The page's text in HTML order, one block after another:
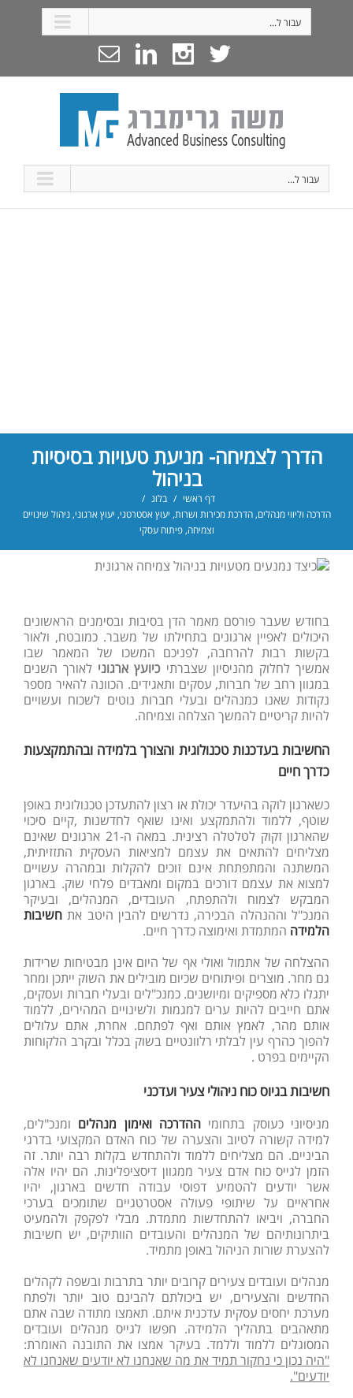
עבור ל...
עבור ל...
הדרך לצמיחה- מניעת טעויות בסיסיות
בניהול
דף ראשי / בלוג /
הדרכה וליווי מנהלים,הדרכת מכירות ושרות, יעוץ אסטרטגי, יעוץ ארגוני,ניהול שינויים
וצמיחה,פיתוח עסקי
בחודש שעבר פורסם מאמר הדן בסיבות ובסימנים הראשונים
היכולים לאפיין ארגונים בתחילתו של משבר. כמובטח, ולאור
בקשות רבות להרחבה, לפניכם המשכו של המאמר שבו
אמשיך לחלוק מהניסיון שצברתיכיועץ ארגוני לאורך השנים
במגוון רחב של חברות, עסקים ותאגידים. הכוונה להאיר מספר
נקודות שאנו כמנהלים ובעלי חברות נוטים לשכוח ועשויים
להיות קריטיים להמשך הצלחה וצמיחה.
החשיבות בעדכנות טכנולוגית והצורך בלמידה ובהתמקצעות
כדרך חיים
כשארגון לוקה בהיעדר יכולת או רצון להתעדכן טכנולוגית באופן
שוטף, ללמוד ולהתמקצע ואינו שואף לחדשנות ,קיים סיכוי
שהארגון זקוק לטלטלה רצינית. במאה ה-21 ארגונים שאינם
מצליחים להתאים את עצמם למציאות העסקית התזזיתית,
המשתנה והמתפתחת אינם זוכים להקלות ובמהרה עשויים
למצוא את עצמם דורכים במקום ומאבדים פלחי שוק. בארגון
המבקש לצמוח ולהתפתח, העובדים, המנהלים, ובעיקר
המנכ"ל וההנהלה הבכירה, נדרשים להבין היטב את חשיבות
הלמידה המתמדת ואימוצה כדרך חיים.
ההצלחה של אתמול ואולי אף של היום אינן מבטיחות שרידות
גם מחר. מוצרים ופיתוחים שכיום מובילים את השוק ייתכן ומחר
יתגלו כלא מספיקים ומיושנים. כמנכ"לים ובעלי חברות ועסקים,
אתם חייבים להיות ערים למגמות ולשינויים המהירים, ללמוד
אותם מהר, לאמץ אותם ואף לפתחם. אחרת, אתם עלולים
להפוך כהרף עין לבלתי רלוונטיים בשוק בכלל ובקרב הלקוחות
הקיימים בפרט .
חשיבות בגיוס כוח ניהולי צעיר ועדכני
מניסיוני כעוסק בתחומי ההדרכה ואימון מנהלים ומנכ"לים,
למידה קשורה לטיוב והצערה של כוח האדם המקצועי בדרגי
הביניים. הם מצליחים ללמוד ולהתחדש בקלות רבה יותר. זה
הזמן לגייס כוח אדם צעיר ממגוון דיסציפלינות. הם יהיו אלה
אשר יודעים להטמיע דפוסי עבודה חדשים בארגון, יהיו
אחראיים על שיתופי פעולה אסטרטגיים שתומכים בערכי
החברה, ויביאו להתחדשות מתמדת. מבלי לפקפק ולהמעיט
ביתרונותיהם של המנהלים והעובדים הוותיקים, יש חשיבות
להצערת שורות הניהול באופן מתמיד.
מנהלים ועובדים צעירים קרובים יותר בתרבות ובשפה לקהלים
החדשים והצעירים, יש ביכולתם להבינם טוב יותר ולפתח
מערכת יחסים עסקית עדכנית איתם. תאמצו מתודה שבה אתם
מתאהבים בתהליך הלמידה. חפשו לגייס מנהלים ועובדים
המסוגלים ללמוד וללמד. בעיקר אמצו את התובנה האומרת:
"היה נכון כי נחקור תמיד את מה שאנחנו לא יודעים שאנחנו לא
יודעים".